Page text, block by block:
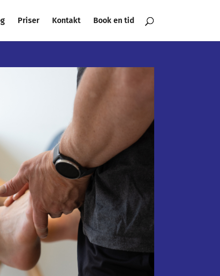
Priser Kontakt Book en tid